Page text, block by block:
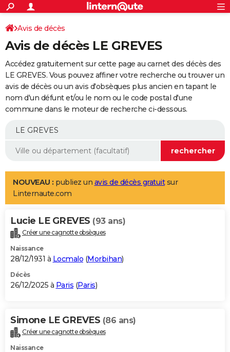
ACTUALITÉS
Politique
Société
Faits Divers
Education
Monde
Villes
+
SPORT
Coupe du monde 2026
Football
Tennis
Cyclisme
Rugby
Forum
Programme TV
TNTStreaming
Cinéma
Sorties cinéma
Musique
+FINANCE
Retraite
Epargne
Immobilier
Risques naturels par ville
Banque
Assurance
AUTO
Essais
Réserver un essai
Citadines
Berlines
SUV
Forum auto
+
Mobiles
Meilleur smartphone
Internet
Ordinateurs
Jeux vidéo
Guide high-tech
Aménagement intérieur
LIFESTYLE
Art de vivre
Bien-être
Loisirs
Mode
Modes de vie
Alimentation
Guide de la santé
Maladies
Médicaments
Sommeil
VOYAGE
Destinations
City break
Voyage nature
Voyage de noces
Forum
Climat
+PHOTO
GUIDES D'ACHAT
BONS PLANS
Carte de Noël
Carte Bonne année
Carte Saint-Valentin
Carte Pâques
Carte d'anniversaire
DICTIONNAIRE
Dictionnaire
Biographies
Citations
Expressions
Proverbes
PROGRAMME TV
Avis de décès
Avis de décès LE GREVES
Accédez gratuitement sur cette page au carnet des décès des
LE GREVES. Vous pouvez affiner votre recherche ou trouver un
avis de décès ou un avis d'obsèques plus ancien en tapant le
nom d'un défunt et/ou le nom ou le code postal d'une
commune dans le moteur de recherche ci-dessous.
NOUVEAU : publiez un avis de décès gratuitsur
Linternaute.com
Lucie LE GREVES (93 ans)
Créer une cagnotte obsèques
Naissance
28/12/1931 à Locmalo (Morbihan)
Décès
26/12/2025 à Paris (Paris)
Simone LE GREVES (86 ans)
Créer une cagnotte obsèques
Naissance